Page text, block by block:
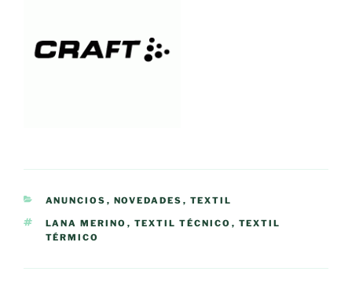
CATEGORÍAS
ANUNCIOS , NOVEDADES , TEXTIL
ETIQUETAS
LANA MERINO , TEXTIL TÉCNICO , TEXTIL
TÉRMICO